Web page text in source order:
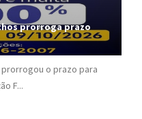
prorroga prazo
o prazo para
F...